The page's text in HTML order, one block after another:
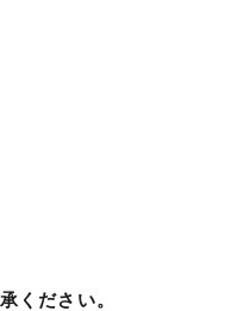
ください。